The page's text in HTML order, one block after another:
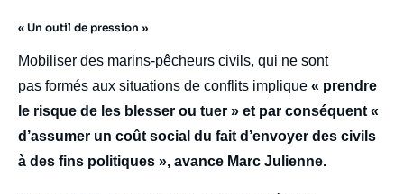
« Un outil de pression »
Mobiliser des marins-pêcheurs civils, qui ne sont
pas formés aux situations de conflits implique « prendre
le risque de les blesser ou tuer » et par conséquent «
d’assumer un coût social du fait d’envoyer des civils
à des fins politiques », avance Marc Julienne.